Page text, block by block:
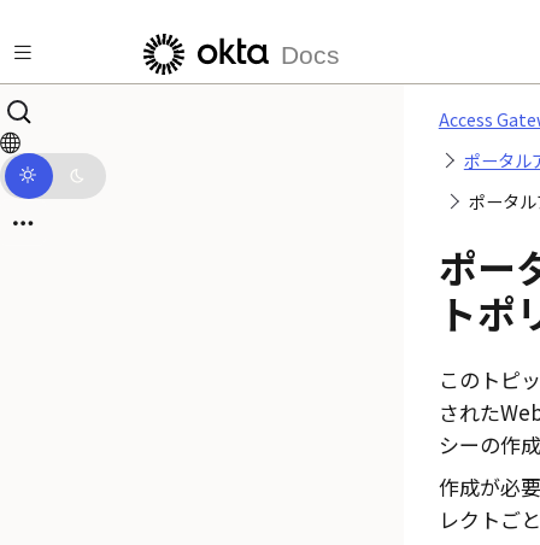
Docs
Access
ポータル
ポータ
ポー
トポ
このトピ
された
シーの作
作成が必
レクトご